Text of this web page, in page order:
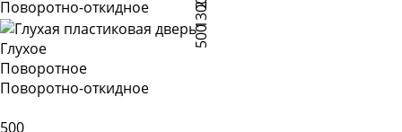
1300
500
Поворотно-откидное
Глухое
Поворотное
Поворотно-откидное
500